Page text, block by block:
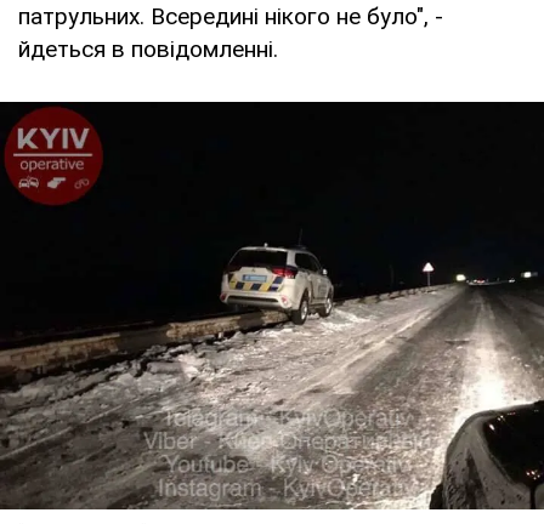
патрульних. Всередині нікого не було", -
йдеться в повідомленні.